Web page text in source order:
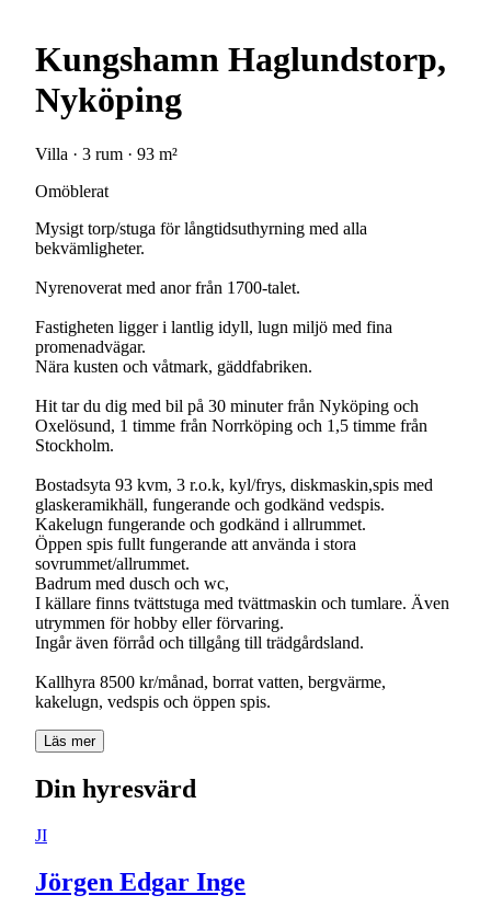
Kungshamn Haglundstorp,
Nyköping
Villa · 3 rum · 93 m²
Omöblerat
Mysigt torp/stuga för långtidsuthyrning med alla
bekvämligheter.
Nyrenoverat med anor från 1700-talet.
Fastigheten ligger i lantlig idyll, lugn miljö med fina
promenadvägar.
Nära kusten och våtmark, gäddfabriken.
Hit tar du dig med bil på 30 minuter från Nyköping och
Oxelösund, 1 timme från Norrköping och 1,5 timme från
Stockholm.
Bostadsyta 93 kvm, 3 r.o.k, kyl/frys, diskmaskin,spis med
glaskeramikhäll, fungerande och godkänd vedspis.
Kakelugn fungerande och godkänd i allrummet.
Öppen spis fullt fungerande att använda i stora
sovrummet/allrummet.
Badrum med dusch och wc,
I källare finns tvättstuga med tvättmaskin och tumlare. Även
utrymmen för hobby eller förvaring.
Ingår även förråd och tillgång till trädgårdsland.
Kallhyra 8500 kr/månad, borrat vatten, bergvärme,
kakelugn, vedspis och öppen spis.
Läs mer
Din hyresvärd
JI
Jörgen Edgar Inge